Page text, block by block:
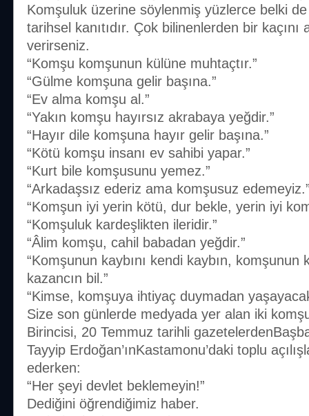
İletişim
Komşuluk üzerine söylenmiş yüzlerce belki
tarihsel kanıtıdır. Çok bilinenlerden bir kaçını
verirseniz.
“Komşu komşunun külüne muhtaçtır.”
“Gülme komşuna gelir başına.”
“Ev alma komşu al.”
“Yakın komşu hayırsız akrabaya yeğdir.”
“Hayır dile komşuna hayır gelir başına.”
“Kötü komşu insanı ev sahibi yapar.”
“Kurt bile komşusunu yemez.”
“Arkadaşsız ederiz ama komşusuz
“Komşun iyi yerin kötü, dur bekle, yerin iyi
“Komşuluk kardeşlikten ileridir.”
“Âlim komşu, cahil babadan yeğdir.”
“Komşunun kaybını kendi kaybın, komşunun
kazancın bil.”
“Kimse, komşuya ihtiyaç duymadan
Size son günlerde medyada yer alan iki
Birincisi, 20 Temmuz tarihli
Tayyip Erdoğan’ınKastamonu’daki toplu
ederken:
“Her şeyi devlet beklemeyin!”
Dediğini öğrendiğimiz haber.